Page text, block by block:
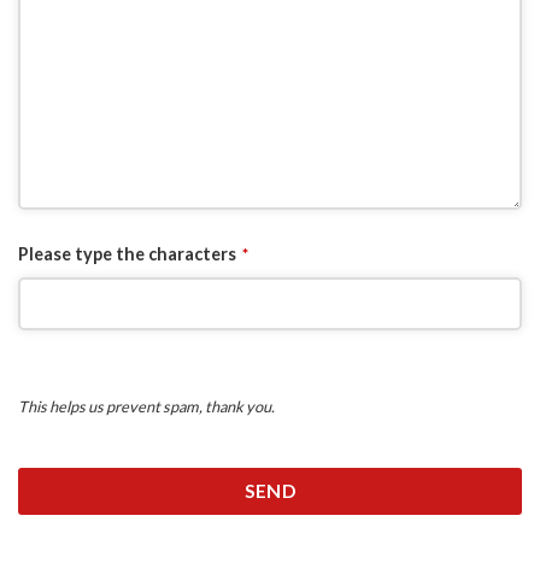
Please type the characters *
This helps us prevent spam, thank you.
SEND